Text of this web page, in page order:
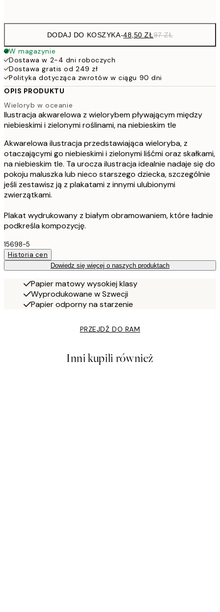
DODAJ DO KOSZYKA-48,50 ZŁ97 ZŁ
W magazynie
Dostawa w 2-4 dni roboczych
Dostawa gratis od 249 zł
Polityka dotycząca zwrotów w ciągu 90 dni
OPIS PRODUKTU
Wieloryb w oceanie
Ilustracja akwarelowa z wielorybem pływającym między
niebieskimi i zielonymi roślinami, na niebieskim tle
Akwarelowa ilustracja przedstawiająca wieloryba, z
otaczającymi go niebieskimi i zielonymi liśćmi oraz skałkami,
na niebieskim tle. Ta urocza ilustracja idealnie nadaje się do
pokoju maluszka lub nieco starszego dziecka, szczególnie
jeśli zestawisz ją z plakatami z innymi ulubionymi
zwierzątkami.
Plakat wydrukowany z białym obramowaniem, które ładnie
podkreśla kompozycję.
15698-5
Historia cen
Dowiedz się więcej o naszych produktach
Papier matowy wysokiej klasy
Wyprodukowane w Szwecji
Papier odporny na starzenie
PRZEJDŹ DO RAM
Inni kupili również